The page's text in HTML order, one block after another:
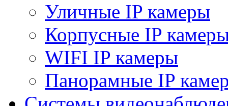
Уличные IP камеры
Корпусные IP
WIFI IP камеры
Панорамные IP